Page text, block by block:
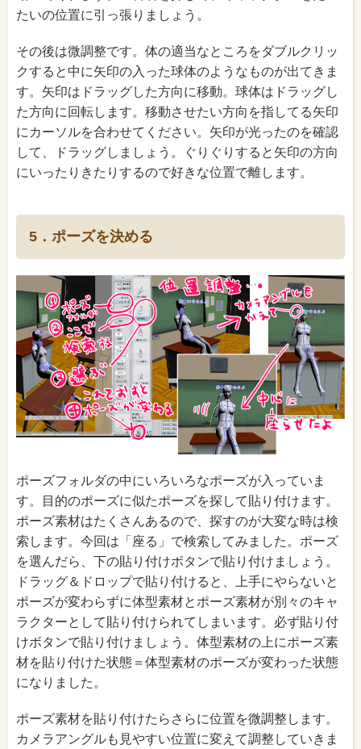
たいの位置に引っ張りましょう。
その後は微調整です。体の適当なところをダブルクリッ
クすると中に矢印の入った球体のようなものが出てきま
す。矢印はドラッグした方向に移動。球体はドラッグし
た方向に回転します。移動させたい方向を指してる矢印
にカーソルを合わせてください。矢印が光ったのを確認
して、ドラッグしましょう。ぐりぐりすると矢印の方向
にいったりきたりするので好きな位置で離します。
5．ポーズを決める
ポーズフォルダの中にいろいろなポーズが入っていま
す。目的のポーズに似たポーズを探して貼り付けます。
ポーズ素材はたくさんあるので、探すのが大変な時は検
索します。今回は「座る」で検索してみました。ポーズ
を選んだら、下の貼り付けボタンで貼り付けましょう。
ドラッグ＆ドロップで貼り付けると、上手にやらないと
ポーズが変わらずに体型素材とポーズ素材が別々のキャ
ラクターとして貼り付けられてしまいます。必ず貼り付
けボタンで貼り付けましょう。体型素材の上にポーズ素
材を貼り付けた状態＝体型素材のポーズが変わった状態
になりました。
ポーズ素材を貼り付けたらさらに位置を微調整します。
カメラアングルも見やすい位置に変えて調整していきま